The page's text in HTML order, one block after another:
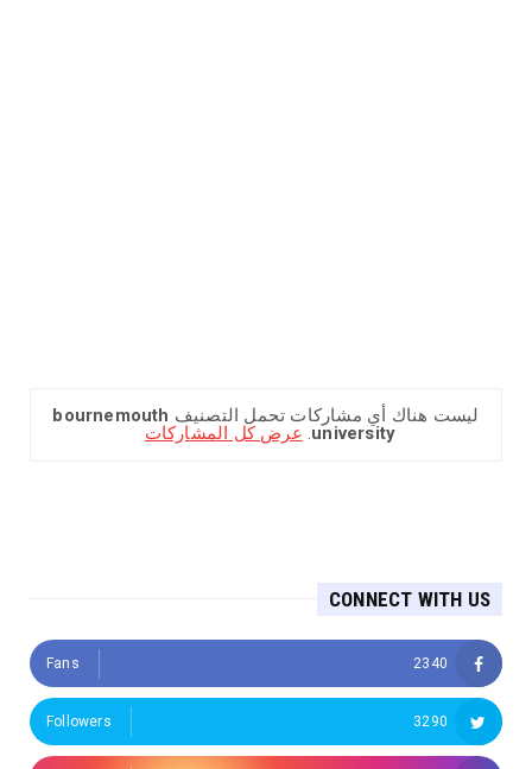
‏ليست هناك أي مشاركات تحمل التصنيف bournemouth
university
. عرض كل المشاركات
CONNECT WITH US
2340
Fans
3290
Followers